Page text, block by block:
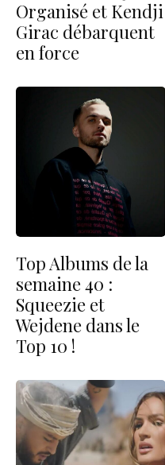
Organisé et Kendji
Girac débarquent
en force
Top Albums de la
semaine 40 :
Squeezie et
Wejdene dans le
Top 10 !